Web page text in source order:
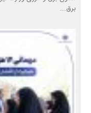
برق...